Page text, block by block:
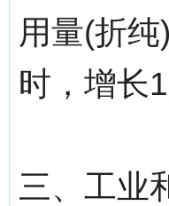
用量(折
时，增长
三、工业